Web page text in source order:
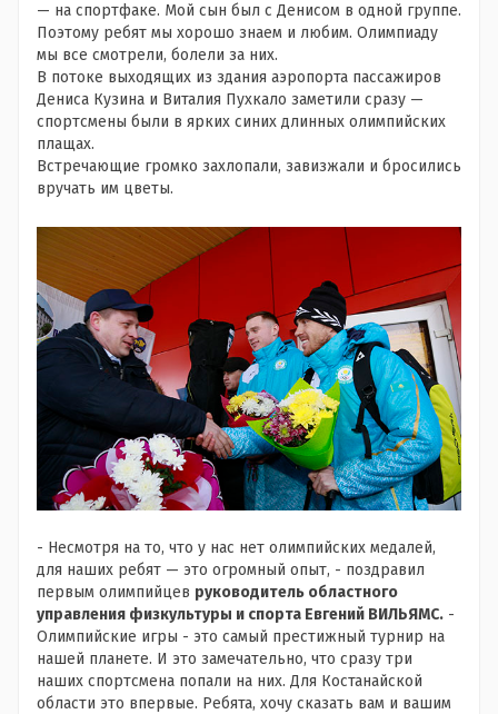
— на спортфаке. Мой сын был с Денисом в одной группе.
Поэтому ребят мы хорошо знаем и любим. Олимпиаду
мы все смотрели, болели за них.
В потоке выходящих из здания аэропорта пассажиров
Дениса Кузина и Виталия Пухкало заметили сразу —
спортсмены были в ярких синих длинных олимпийских
плащах.
Встречающие громко захлопали, завизжали и бросились
вручать им цветы.
- Несмотря на то, что у нас нет олимпийских медалей,
для наших ребят — это огромный опыт, - поздравил
первым олимпийцев руководитель областного
управления физкультуры и спорта Евгений ВИЛЬЯМС. -
Олимпийские игры - это самый престижный турнир на
нашей планете. И это замечательно, что сразу три
наших спортсмена попали на них. Для Костанайской
области это впервые. Ребята, хочу сказать вам и вашим